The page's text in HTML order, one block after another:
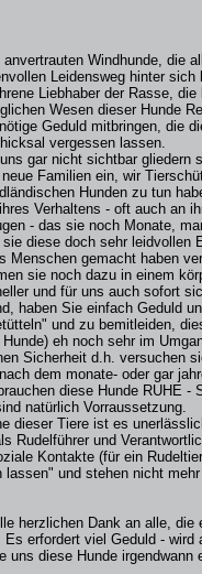
anvertrauten Windhunde, die
Leidensweg hinter sich
Liebhaber der Rasse, die
Wesen dieser Hunde
Geduld mitbringen, die
vergessen lassen.
gar nicht sichtbar gliedern
Familien ein, wir
Hunden zu tun
Verhaltens - oft auch an
- das sie noch Monate,
sie diese doch sehr leidvollen
Menschen gemacht haben
sie noch dazu in einem
und für uns auch sofort
haben Sie einfach Geduld
und zu bemitleiden,
eh noch sehr im
Sicherheit d.h. versuchen
dem monate- oder gar
diese Hunde RUHE
natürlich Vorraussetzung.
dieser Tiere ist es
Rudelführer und
Kontakte (für ein
lassen" und stehen nicht
herzlichen Dank an alle,
Es erfordert viel Geduld -
uns diese Hunde irgendwann